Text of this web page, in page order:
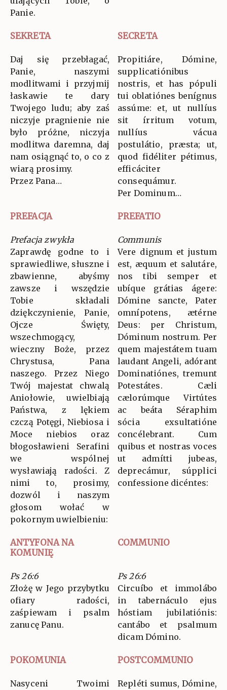
Panie.
SEKRETA SECRETA
Daj się przebłagać,
Panie, naszymi
modlitwami i przyjmij
łaskawie te dary
Twojego ludu; aby zaś
niczyje pragnienie nie
było próżne, niczyja
modlitwa daremna, daj
nam osiągnąć to, o co z
wiarą prosimy.
Przez Pana…
Propitiáre, Dómine,
supplicatiónibus
nostris, et has pópuli
tui oblatiónes benígnus
assúme: et, ut nullíus
sit írritum votum,
nullíus vácua
postulátio, præsta; ut,
quod fidéliter pétimus,
efficáciter
consequámur.
Per Dominum…
PREFACJA PREFATIO
Prefacja zwykła
Zaprawdę godne to i
sprawiedliwe, słuszne i
zbawienne, abyśmy
zawsze i wszędzie
Tobie składali
dziękczynienie, Panie,
Ojcze Święty,
wszechmogący,
wieczny Boże, przez
Chrystusa, Pana
naszego. Przez Niego
Twój majestat chwalą
Aniołowie, uwielbiają
Państwa, z lękiem
czczą Potęgi, Niebiosa i
Moce niebios oraz
błogosławieni Serafini
we wspólnej
wysławiają radości. Z
nimi to, prosimy,
dozwól i naszym
głosom wołać w
pokornym uwielbieniu:
Communis
Vere dignum et justum
est, æquum et salutáre,
nos tibi semper et
ubíque grátias ágere:
Dómine sancte, Pater
omnípotens, ætérne
Deus: per Christum,
Dóminum nostrum. Per
quem majestátem tuam
laudant Angeli, adórant
Dominatiónes, tremunt
Potestátes. Cæli
cælorúmque Virtútes
ac beáta Séraphim
sócia exsultatióne
concélebrant. Cum
quibus et nostras voces
ut admítti jubeas,
deprecámur, súpplici
confessione dicéntes:
ANTYFONA NA
KOMUNIĘ
COMMUNIO
Ps 26:6
Złożę w Jego przybytku
ofiary radości,
zaśpiewam i psalm
zanucę Panu.
Ps 26:6
Circuíbo et immolábo
in tabernáculo ejus
hóstiam jubilatiónis:
cantábo et psalmum
dicam Dómino.
POKOMUNIA POSTCOMMUNIO
Nasyceni Twoimi Repléti sumus, Dómine,